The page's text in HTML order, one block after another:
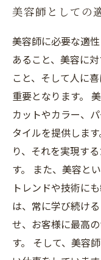
美容師としての
美容師に必要な適
あること、美容に
こと、そして人に
重要となります。
カットやカラー、
タイルを提供しま
り、それを実現す
す。 また、美容と
トレンドや技術に
は、常に学び続け
せ、お客様に最高
す。 そして、美容